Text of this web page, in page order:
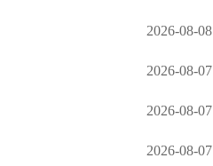
2026-08-08
2026-08-07
2026-08-07
2026-08-07